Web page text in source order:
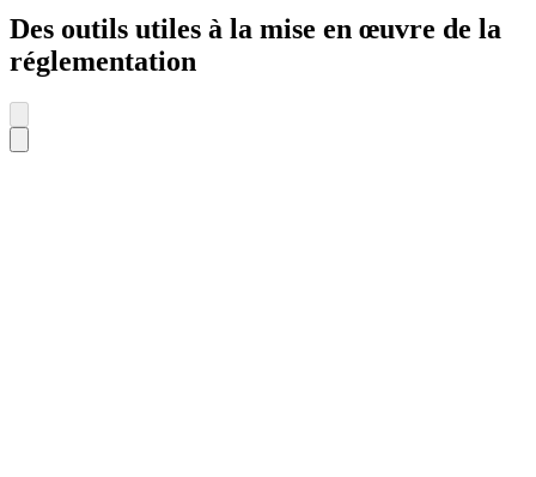
Des outils utiles à la mise en œuvre de la
réglementation